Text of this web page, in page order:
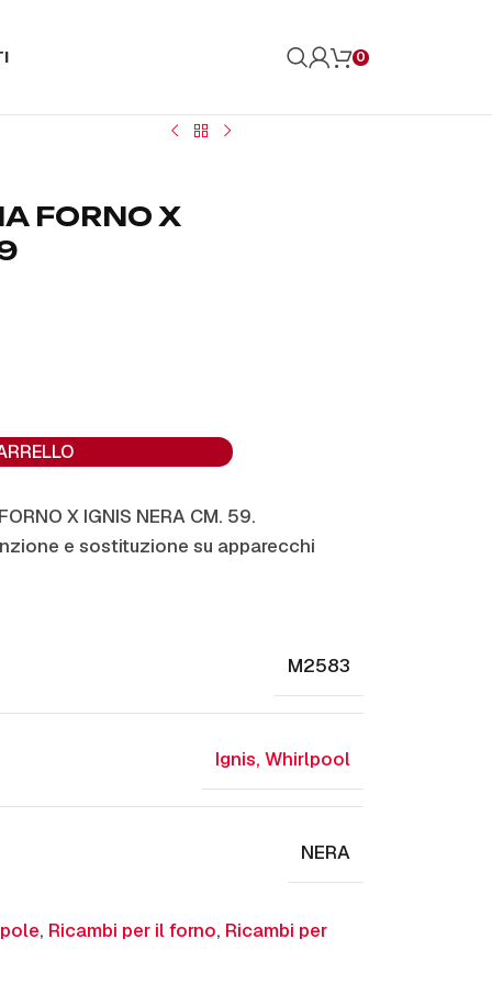
0
FORNO X
X IGNIS NERA CM. 59.
e sostituzione su apparecchi
M2583
Ignis, Whirlpool
NERA
, Ricambi per il forno, Ricambi per